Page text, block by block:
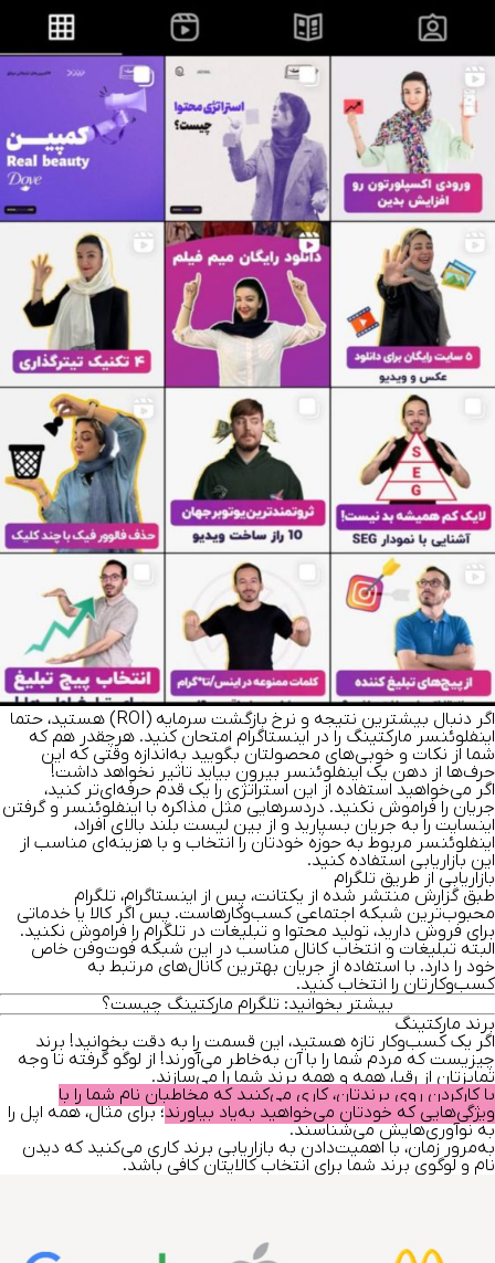
اگر دنبال بیشترین نتیجه و نرخ بازگشت سرمایه (ROI) هستید، حتما
اینفلوئنسر مارکتینگ را در اینستاگرام امتحان کنید. هرچقدر هم که
شما از نکات و خوبی‌های محصولتان بگویید به‌اندازه وقتی که این
حرف‌ها از دهن یک اینفلوئنسر بیرون بیاید تاثیر نخواهد داشت!
اگر می‌خواهید استفاده از این استراتژی را یک قدم حرفه‌ای‌تر کنید،
جریان را فراموش نکنید. دردسر‌هایی مثل مذاکره با اینفلوئنسر و گرفتن
اینسایت را به جریان بسپارید و از بین لیست بلند بالای افراد،
اینفلوئنسر مربوط به حوزه خودتان را انتخاب و با هزینه‌ای مناسب از
این بازاریابی استفاده کنید.
بازاریابی از طریق تلگرام
طبق گزارش منتشر شده از یکتانت، پس از اینستاگرام، تلگرام
محبوب‌ترین شبکه اجتماعی کسب‌و‌کارهاست. پس اگر کالا یا خدماتی
برای فروش دارید، تولید محتوا و تبلیغات در تلگرام را فراموش نکنید.
البته تبلیغات و انتخاب کانال مناسب در این شبکه فوت‌و‌فن خاص
خود را دارد. با استفاده از جریان بهترین کانال‌های مرتبط به
کسب‌و‌کارتان را انتخاب کنید.
بیشتر بخوانید: تلگرام مارکتینگ چیست؟
برند مارکتینگ
اگر یک کسب‌و‌کار تازه هستید، این قسمت را به دقت بخوانید! برند
چیزیست که مردم شما را با آن به‌خاطر می‌آورند! از لوگو گرفته تا وجه
تمایز‌تان از رقبا، همه و همه برند شما را می‌سازند.
با کارکردن روی برندتان، کاری می‌کنید که مخاطبان نام شما را با
ویژگی‌هایی که خودتان می‌خواهید به‌یاد بیاورند؛ برای مثال، همه اپل را
به نوآوری‌هایش می‌شناسند.
به‌مرور زمان، با اهمیت‌دادن به بازاریابی برند کاری می‌کنید که دیدن
نام و لوگوی برند شما برای انتخاب کالایتان کافی باشد.